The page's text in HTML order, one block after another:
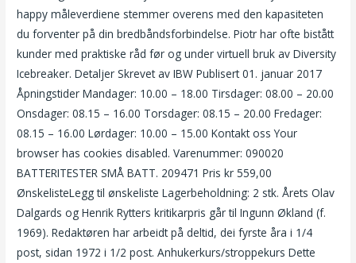
happy måleverdiene stemmer overens med den kapasiteten
du forventer på din bredbåndsforbindelse. Piotr har ofte bistått
kunder med praktiske råd før og under virtuell bruk av Diversity
Icebreaker. Detaljer Skrevet av IBW Publisert 01. januar 2017
Åpningstider Mandager: 10.00 – 18.00 Tirsdager: 08.00 – 20.00
Onsdager: 08.15 – 16.00 Torsdager: 08.15 – 20.00 Fredager:
08.15 – 16.00 Lørdager: 10.00 – 15.00 Kontakt oss Your
browser has cookies disabled. Varenummer: 090020
BATTERITESTER SMÅ BATT. 209471 Pris kr 559,00
ØnskelisteLegg til ønskeliste Lagerbeholdning: 2 stk. Årets Olav
Dalgards og Henrik Rytters kritikarpris går til Ingunn Økland (f.
1969). Redaktøren har arbeidt på deltid, dei fyrste åra i 1/4
post, sidan 1972 i 1/2 post. Anhukerkurs/stroppekurs Dette